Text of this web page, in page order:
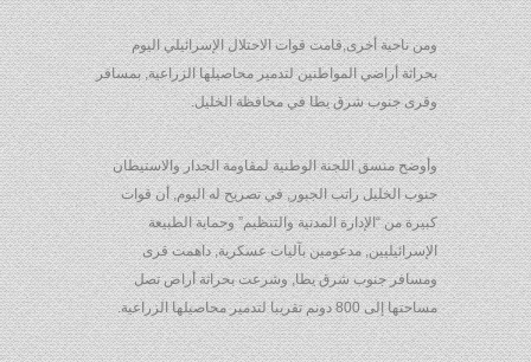
ومن ناحية أخرى,قامت قوات الاحتلال الإسرائيلي اليوم
بحراثة أراضي المواطنين لتدمير محاصيلها الزراعية, بمسافر
وقرى جنوب شرق يطا في محافظة الخليل.
وأوضح منسق اللجنة الوطنية لمقاومة الجدار والاستيطان
جنوب الخليل راتب الجبور, في تصريح له اليوم, أن قوات
كبيرة من “الإدارة المدنية والتنظيم” وحماية الطبيعة
الإسرائيليين, مدعومين بآليات عسكرية, داهمت قرى
ومسافر جنوب شرق يطا, وشرعت بحراثة أراض تصل
مساحتها إلى 800 دونم تقريبا لتدمير محاصيلها الزراعية.